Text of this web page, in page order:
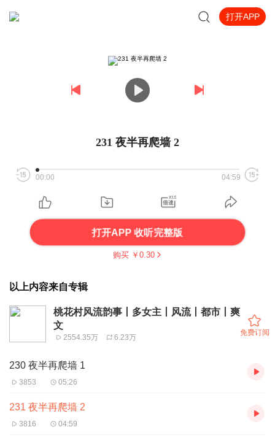
打开APP
231 夜半再爬墙 2
00:00 04:59
打开APP 收听完整版
购买 ￥ 0.30
以上内容来自专辑
桃花村风流韵事丨多女主丨风流丨都市丨爽
文
2554.35万 6.23万
免费订阅
230 夜半再爬墙 1
3853 05:26
231 夜半再爬墙 2
3816 04:59